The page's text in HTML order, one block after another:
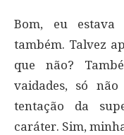
Bom, eu
também. Talvez
que não?
vaidades, só
tentação da
caráter. Sim,